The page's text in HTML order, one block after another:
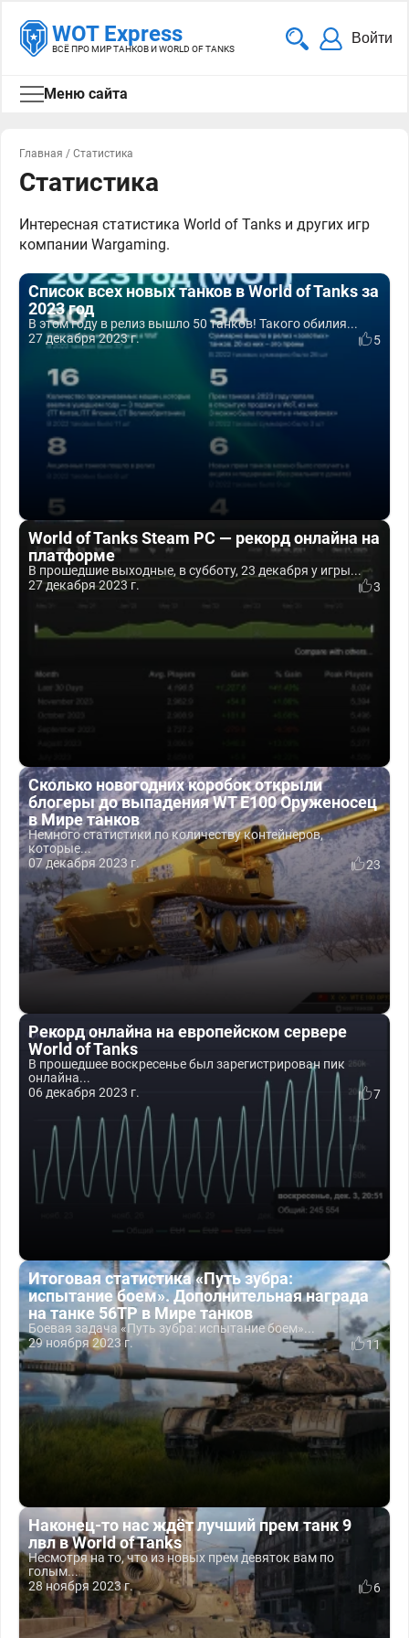
WOT Express
ВСЁ ПРО МИР ТАНКОВ И WORLD OF TANKS
Войти
Меню сайта
Главная / Статистика
Статистика
Интересная статистика World of Tanks и других игр
компании Wargaming.
Список всех новых танков в World of Tanks за
2023 год
В этом году в релиз вышло 50 танков! Такого обилия...
27 декабря 2023 г.
5
World of Tanks Steam PC — рекорд онлайна на
платформе
В прошедшие выходные, в субботу, 23 декабря у игры...
27 декабря 2023 г.
3
Сколько новогодних коробок открыли
блогеры до выпадения WT E100 Оруженосец
в Мире танков
Немного статистики по количеству контейнеров,
которые...
07 декабря 2023 г.
23
Рекорд онлайна на европейском сервере
World of Tanks
В прошедшее воскресенье был зарегистрирован пик
онлайна...
06 декабря 2023 г.
7
Итоговая статистика «Путь зубра:
испытание боем». Дополнительная награда
на танке 56TP в Мире танков
Боевая задача «Путь зубра: испытание боем»...
29 ноября 2023 г.
11
Наконец-то нас ждёт лучший прем танк 9
лвл в World of Tanks
Несмотря на то, что из новых прем девяток вам по
голым...
28 ноября 2023 г.
6